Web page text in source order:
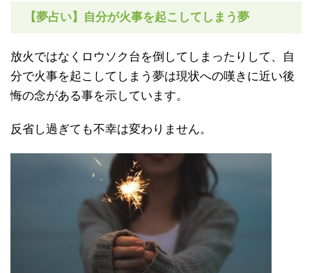
【夢占い】自分が火事を起こしてしまう夢
放火ではなくロウソク台を倒してしまったりして、自
分で火事を起こしてしまう夢は現状への嘆きに近い後
悔の念がある事を示しています。
反省し過ぎても不幸は変わりません。